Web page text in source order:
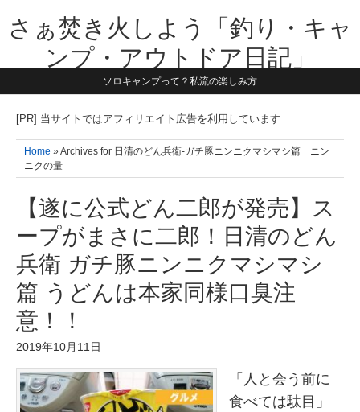
さぁ焚き火しよう「釣り・キャ
ンプ・アウトドア日記」
【テーマは子供と一緒に本気で遊ぶ】1981年うまれ・横浜在住。妻と3
す。同じ世代のお父さんに読んで頂けたら嬉しいです！よろしくお願い
ソロキャンプって？私流の楽しみ方
[PR] 当サイトではアフィリエイト広告を利用しています
Home » Archives for 日清のどん兵衛-ガチ豚ニンニクマシマシ篇 ニン
ニクの量
【遂に公式どん二郎が発売】ス
ープがまさに二郎！日清のどん
兵衛 ガチ豚ニンニクマシマシ
篇 うどんは本家同様口臭注
意！！
2019年10月11日
「人と会う前に
食べては駄目」